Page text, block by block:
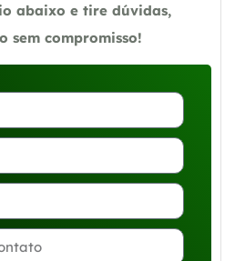
abaixo e tire dúvidas,
sem compromisso!